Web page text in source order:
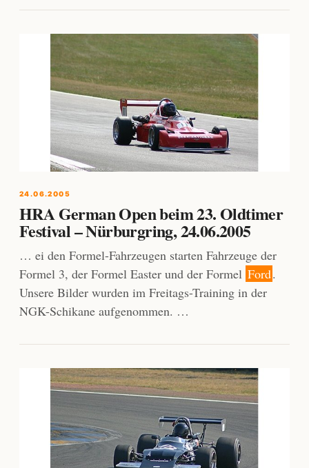
24.06.2005
HRA German Open beim 23. Oldtimer
Festival – Nürburgring, 24.06.2005
… ei den Formel-Fahrzeugen starten Fahrzeuge der
Formel 3, der Formel Easter und der Formel Ford.
Unsere Bilder wurden im Freitags-Training in der
NGK-Schikane aufgenommen. …